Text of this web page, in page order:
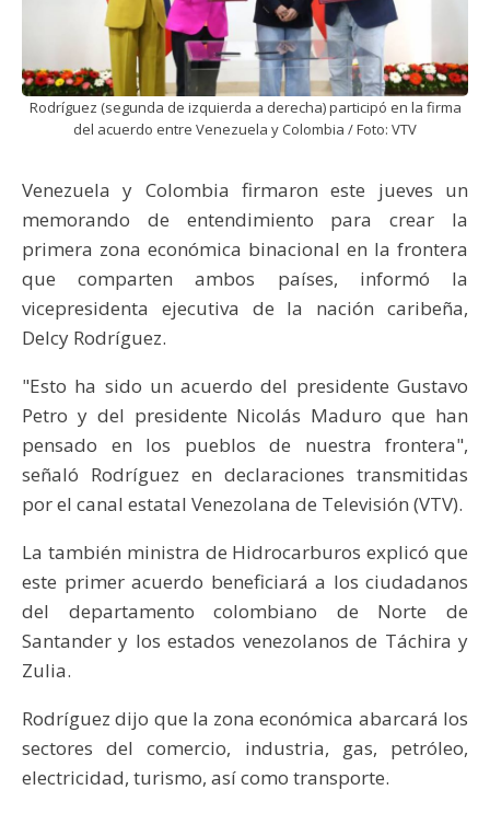
Rodríguez (segunda de izquierda a derecha) participó en la firma
del acuerdo entre Venezuela y Colombia / Foto: VTV
Venezuela y Colombia firmaron este jueves un
memorando de entendimiento para crear la
primera zona económica binacional en la frontera
que comparten ambos países, informó la
vicepresidenta ejecutiva de la nación caribeña,
Delcy Rodríguez.
"Esto ha sido un acuerdo del presidente Gustavo
Petro y del presidente Nicolás Maduro que han
pensado en los pueblos de nuestra frontera",
señaló Rodríguez en declaraciones transmitidas
por el canal estatal Venezolana de Televisión (VTV).
La también ministra de Hidrocarburos explicó que
este primer acuerdo beneficiará a los ciudadanos
del departamento colombiano de Norte de
Santander y los estados venezolanos de Táchira y
Zulia.
Rodríguez dijo que la zona económica abarcará los
sectores del comercio, industria, gas, petróleo,
electricidad, turismo, así como transporte.